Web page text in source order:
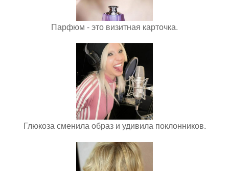
Парфюм - это визитная карточка.
Глюкоза сменила образ и удивила поклонников.